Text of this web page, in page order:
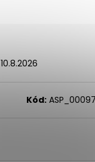
10.8.2026
Kód: